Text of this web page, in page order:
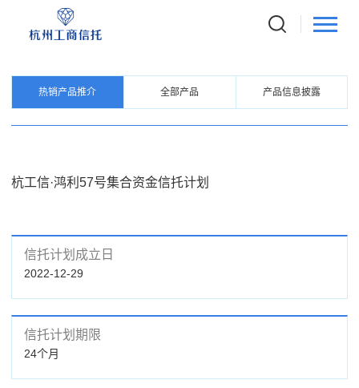
信托产品
热销产品推介 全部产品 产品信息披露
杭工信·鸿利57号集合资金信托计划
信托计划成立日
2022-12-29
信托计划期限
24个月